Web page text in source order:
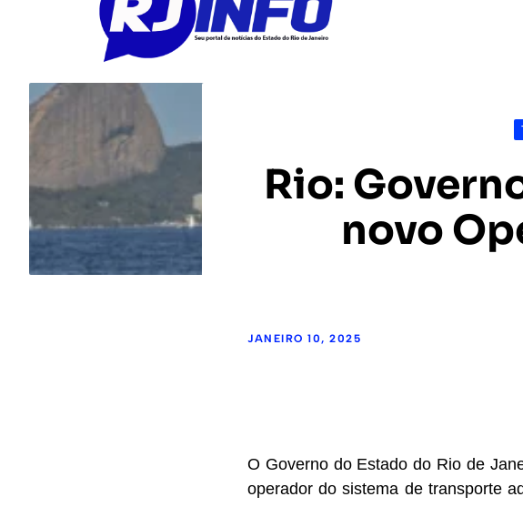
Rio:
novo
JANEIRO 10, 2025
O Governo do Estado do Rio de
operador do sistema de transporte